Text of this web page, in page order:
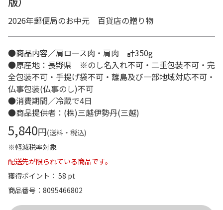
2026年郵便局のお中元 百貨店の贈り物
●商品内容／肩ロース肉・肩肉 計350g
●原産地：長野県 ※のし名入れ不可・二重包装不可・完
全包装不可・手提げ袋不可・離島及び一部地域対応不可・
仏事包装(仏事のし)不可
●消費期間／冷蔵で4日
●商品提供者：(株)三越伊勢丹(三越)
5,840円(送料・税込)
※軽減税率対象
配送先が限られている商品です。
獲得ポイント： 58 pt
商品番号
8095466802